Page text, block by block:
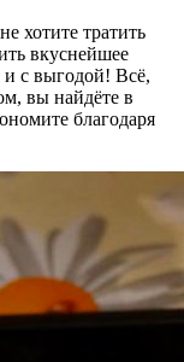
хотите тратить
вкуснейшее
с выгодой! Всё,
вы найдёте в
благодаря